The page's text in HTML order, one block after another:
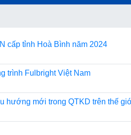
cấp tỉnh Hoà Bình năm 2024
trình Fulbright Việt Nam
hướng mới trong QTKD trên thế